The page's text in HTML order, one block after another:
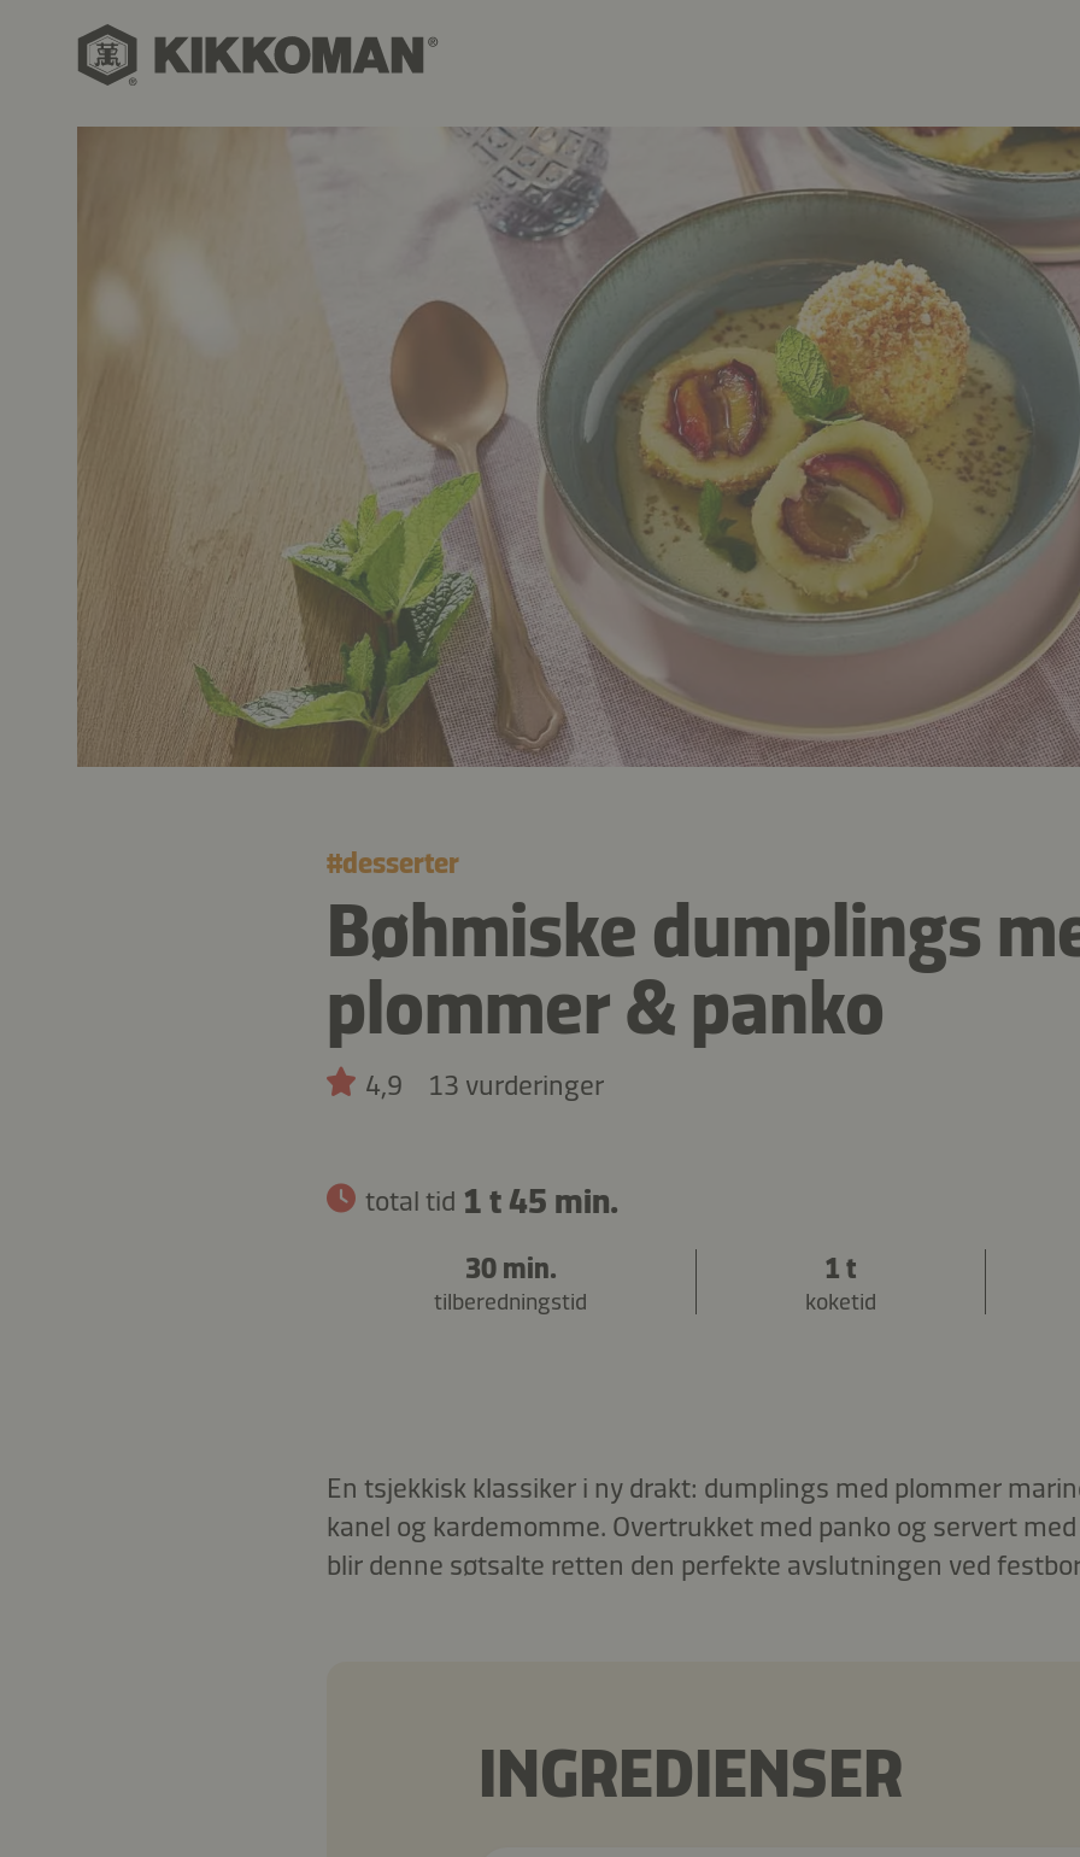
#desserter
Bøhmiske dumplings
plommer & panko
4,9 13 vurderinger
total tid 1 t 45 min.
30 min.
tilberedningstid
1 t
koketid
En tsjekkisk klassiker i ny drakt: dumplings med plommer
kanel og kardemomme. Overtrukket med panko og servert
blir denne søtsalte retten den perfekte avslutningen ved
INGREDIENSER